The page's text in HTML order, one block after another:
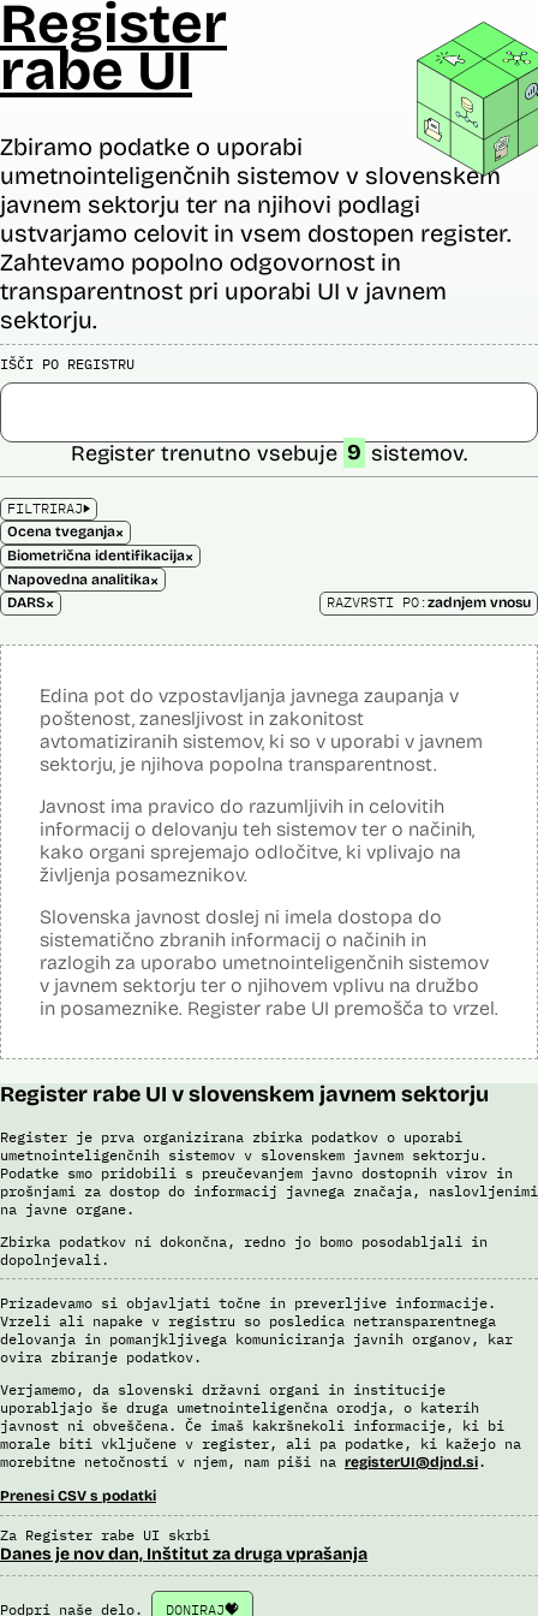
Register
rabe UI
Zbiramo podatke o uporabi
umetnointeligenčnih sistemov v slovenskem
javnem sektorju ter na njihovi podlagi
ustvarjamo celovit in vsem dostopen register.
Zahtevamo popolno odgovornost in
transparentnost pri uporabi UI v javnem
sektorju.
IŠČI PO REGISTRU
FILTRIRAJ
Ocena tveganja×
Biometrična identifikacija×
Napovedna analitika×
DARS×
Register trenutno vsebuje 9 sistemov.
RAZVRSTI PO:zadnjem vnosu
Edina pot do vzpostavljanja javnega zaupanja v
poštenost, zanesljivost in zakonitost
avtomatiziranih sistemov, ki so v uporabi v javnem
sektorju, je njihova popolna transparentnost.
Javnost ima pravico do razumljivih in celovitih
informacij o delovanju teh sistemov ter o načinih,
kako organi sprejemajo odločitve, ki vplivajo na
življenja posameznikov.
Slovenska javnost doslej ni imela dostopa do
sistematično zbranih informacij o načinih in
razlogih za uporabo umetnointeligenčnih sistemov
v javnem sektorju ter o njihovem vplivu na družbo
in posameznike. Register rabe UI premošča to vrzel.
Register rabe UI v slovenskem javnem sektorju
Register je prva organizirana zbirka podatkov o uporabi
umetnointeligenčnih sistemov v slovenskem javnem sektorju.
Podatke smo pridobili s preučevanjem javno dostopnih virov in
prošnjami za dostop do informacij javnega značaja, naslovljenimi
na javne organe.
Zbirka podatkov ni dokončna, redno jo bomo posodabljali in
dopolnjevali.
Prizadevamo si objavljati točne in preverljive informacije.
Vrzeli ali napake v registru so posledica netransparentnega
delovanja in pomanjkljivega komuniciranja javnih organov, kar
ovira zbiranje podatkov.
Verjamemo, da slovenski državni organi in institucije
uporabljajo še druga umetnointeligenčna orodja, o katerih
javnost ni obveščena. Če imaš kakršnekoli informacije, ki bi
morale biti vključene v register, ali pa podatke, ki kažejo na
morebitne netočnosti v njem, nam piši na registerUI@djnd.si.
Prenesi CSV s podatki
Za Register rabe UI skrbi
Danes je nov dan, Inštitut za druga vprašanja
Podpri naše delo. DONIRAJ